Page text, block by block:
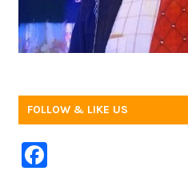
FOLLOW & LIKE US
F